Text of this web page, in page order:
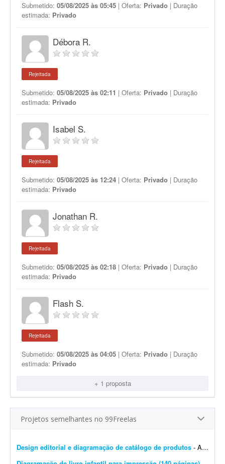
Submetido: 05/08/2025 às 05:45 | Oferta: Privado | Duração
estimada: Privado
Débora R.
Rejeitada
Submetido: 05/08/2025 às 02:11 | Oferta: Privado | Duração
estimada: Privado
Isabel S.
Rejeitada
Submetido: 05/08/2025 às 12:24 | Oferta: Privado | Duração
estimada: Privado
Jonathan R.
Rejeitada
Submetido: 05/08/2025 às 02:18 | Oferta: Privado | Duração
estimada: Privado
Flash S.
Rejeitada
Submetido: 05/08/2025 às 04:05 | Oferta: Privado | Duração
estimada: Privado
+ 1 proposta
Projetos semelhantes no 99Freelas
Design editorial e diagramação de catálogo de produtos - A DistribuiBem, distribuidora de alimentos e produtos premium, está procurando um profissional de design editorial e diagramação para revisar, modernizar e manter nosso cat&aac...